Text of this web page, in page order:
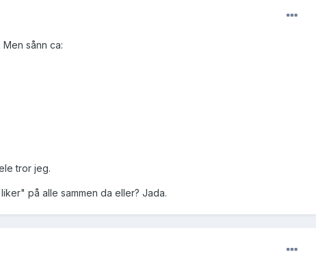
sånn ca:
tror jeg.
på alle sammen da eller? Jada.